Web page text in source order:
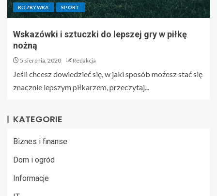
ROZRYWKA SPORT
Wskazówki i sztuczki do lepszej gry w piłkę
nożną
5 sierpnia, 2020 Redakcja
Jeśli chcesz dowiedzieć się, w jaki sposób możesz stać się
znacznie lepszym piłkarzem, przeczytaj...
KATEGORIE
Biznes i finanse
Dom i ogród
Informacje